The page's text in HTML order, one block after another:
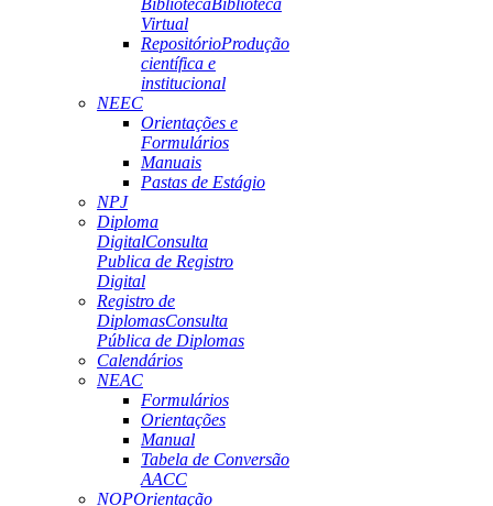
BibliotecaBiblioteca
Virtual
RepositórioProdução
científica e
institucional
NEEC
Orientações e
Formulários
Manuais
Pastas de Estágio
NPJ
Diploma
DigitalConsulta
Publica de Registro
Digital
Registro de
DiplomasConsulta
Pública de Diplomas
Calendários
NEAC
Formulários
Orientações
Manual
Tabela de Conversão
AACC
NOPOrientação